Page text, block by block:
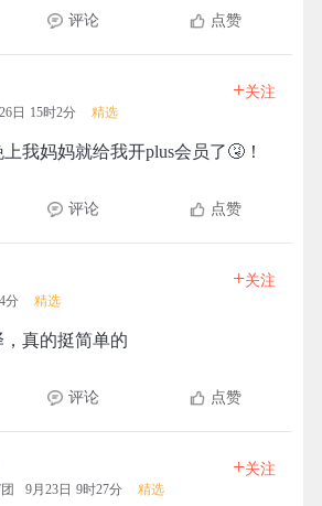
评论 点赞
日 15时2分 精选
+关注
我妈妈就给我开plus会员了🤧！
评论 点赞
分 精选
+关注
真的挺简单的
评论 点赞
9月23日 9时27分 精选
+关注